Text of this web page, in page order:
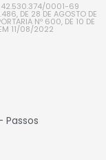
- 42.530.374/0001-69
DE 28 DE AGOSTO DE
Nº 600, DE 10 DE
11/08/2022
Passos